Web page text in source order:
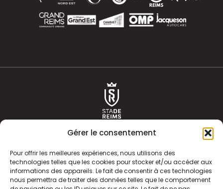
Gérer le consentement
Pour offrir les meilleures expériences, nous utilisons des
technologies telles que les cookies pour stocker et/ou accéder aux
informations des appareils. Le fait de consentir à ces technologies
nous permettra de traiter des données telles que le comportement
ACTUALITÉS HISTOIRE